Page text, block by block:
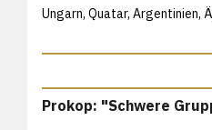
Ungarn, Quatar, Argentinien,
Prokop: "Schwere